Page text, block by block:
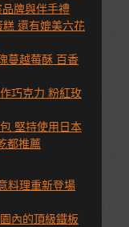
牌與伴手禮
還有媲美六花
蔓越莓酥 百香
巧克力 粉紅玫
堅持使用日本
都推薦
料理重新登場
內的頂級鐵板